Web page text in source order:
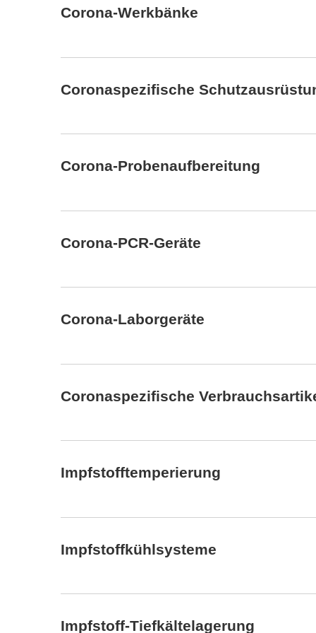
Corona-Werkbänke
Coronaspezifische
Corona-Probenaufbereitung
Corona-PCR-Geräte
Corona-Laborgeräte
Coronaspezifische
Impfstofftemperierung
Impfstoffkühlsysteme
Impfstoff-Tiefkältelagerung